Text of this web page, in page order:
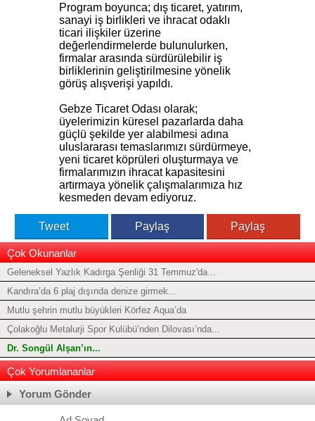
Program boyunca; dış ticaret, yatırım,
sanayi iş birlikleri ve ihracat odaklı
ticari ilişkiler üzerine
değerlendirmelerde bulunulurken,
firmalar arasında sürdürülebilir iş
birliklerinin geliştirilmesine yönelik
görüş alışverişi yapıldı.
Gebze Ticaret Odası olarak;
üyelerimizin küresel pazarlarda daha
güçlü şekilde yer alabilmesi adına
uluslararası temaslarımızı sürdürmeye,
yeni ticaret köprüleri oluşturmaya ve
firmalarımızın ihracat kapasitesini
artırmaya yönelik çalışmalarımıza hız
kesmeden devam ediyoruz.
Tweet Paylaş Paylaş
Çok Okunanlar
Geleneksel Yazlık Kadırga Şenliği 31 Temmuz'da...
Kandıra’da 6 plaj dışında denize girmek...
Mutlu şehrin mutlu büyükleri Körfez Aqua’da
Çolakoğlu Metalurji Spor Kulübü’nden Dilovası’nda...
Dr. Songül Alşan’ın...
Çok Yorumlananlar
Yorum Gönder